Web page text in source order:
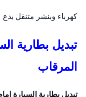
كهرباء وبنشر متنقل بدع
تبديل بطارية
المرقاب
تبديل بطارية السيارة